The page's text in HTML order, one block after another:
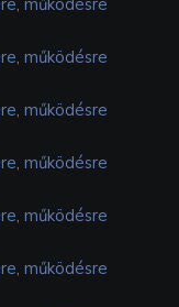
működésre
működésre
működésre
működésre
működésre